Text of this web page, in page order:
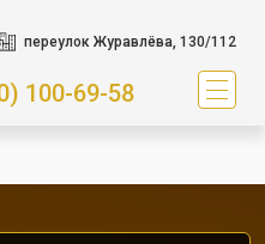
переулок Журавлёва, 130/112
100-69-58